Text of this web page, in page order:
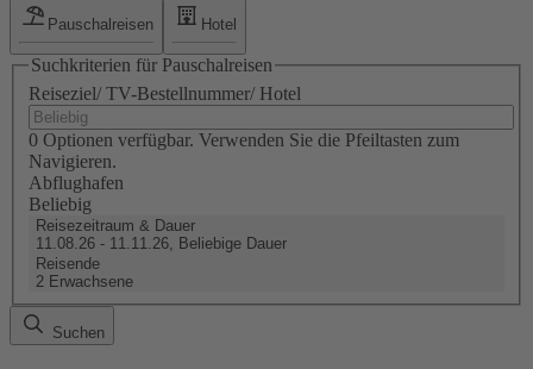
Pauschalreisen Hotel
Suchkriterien für Pauschalreisen
Reiseziel/ TV-Bestellnummer/ Hotel
0 Optionen verfügbar. Verwenden Sie die Pfeiltasten zum
Navigieren.
Abflughafen
Beliebig
Reisezeitraum & Dauer
11.08.26 - 11.11.26, Beliebige Dauer
Reisende
2 Erwachsene
Suchen